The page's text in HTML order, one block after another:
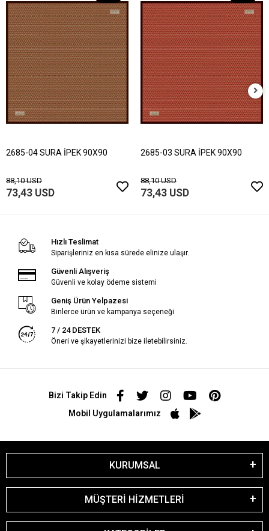
2685-04 SURA İPEK 90X90
88,10 USD
73,43 USD
2685-03 SURA İPEK 90X90
88,10 USD
73,43 USD
Hızlı Teslimat
Siparişleriniz en kısa sürede elinize ulaşır.
Güvenli Alışveriş
Güvenli ve kolay ödeme sistemi
Geniş Ürün Yelpazesi
Binlerce ürün ve kampanya seçeneği
7 / 24 DESTEK
Öneri ve şikayetlerinizi bize iletebilirsiniz.
Bizi Takip Edin
Mobil Uygulamalarımız
KURUMSAL
MÜŞTERİ HİZMETLERİ